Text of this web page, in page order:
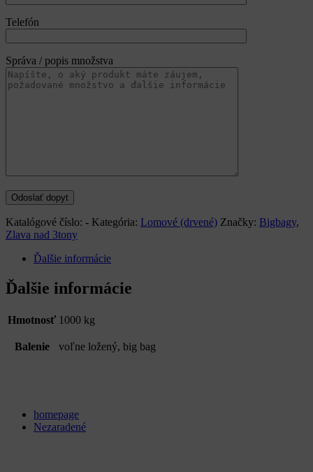
Telefón
Správa / popis množstva
Katalógové číslo: - Kategória: Lomové (drvené) Značky: Bigbagy,
Zlava nad 3tony
Ďalšie informácie
Ďalšie informácie
Hmotnosť 1000 kg
Balenie voľne ložený, big bag
homepage
Nezaradené